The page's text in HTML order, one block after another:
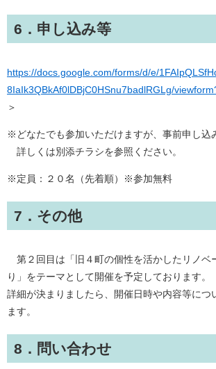
6．申し込み等
https://docs.google.com/forms/d/e/
8IaIk3QBkAf0lDBjC0HSnu7badlRGLg/
＞
※どなたでも参加いただけますが、事前申し込
詳しくは別添チラシを参照ください。
※定員：２０名（先着順）※参加無料
7．その他
第２回目は「旧４町の個性を活かしたリノベ
り」をテーマとして開催を予定しております。
詳細が決まりましたら、開催日時や内容等につ
ます。
8．問い合わせ